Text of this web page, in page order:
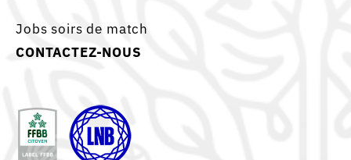
Jobs soirs de match
CONTACTEZ-NOUS